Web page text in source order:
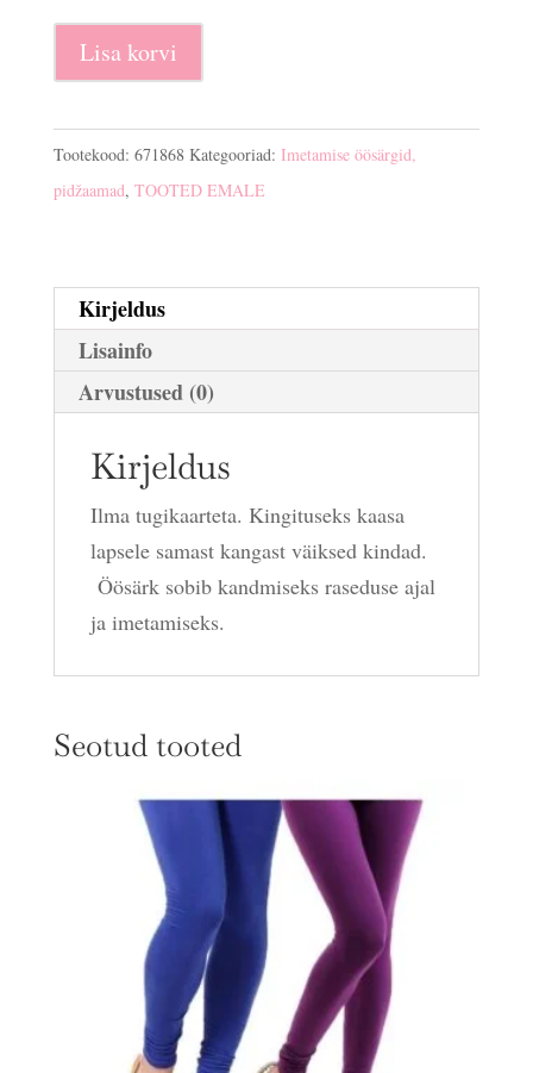
Imetamise
pidžaama
kogus
Lisa korvi
Tootekood: 671868 Kategooriad: Imetamise öösärgid,
pidžaamad, TOOTED EMALE
Kirjeldus
Lisainfo
Arvustused (0)
Kirjeldus
Ilma tugikaarteta. Kingituseks kaasa
lapsele samast kangast väiksed kindad.
Öösärk sobib kandmiseks raseduse ajal
ja imetamiseks.
Seotud tooted